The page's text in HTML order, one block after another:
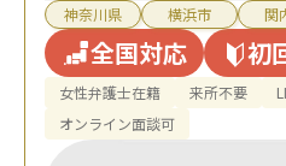
神奈川県 横浜市 関
全国対応 初
女性弁護士在籍 来所不要
オンライン面談可